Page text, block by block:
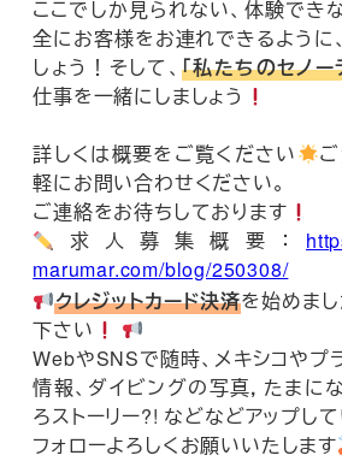
ここでしか見られない、体験でき
全にお客様をお連れできるように
しょう！そして、「私たちのセノー
仕事を一緒にしましょう
詳しくは概要をご覧ください
軽にお問い合わせください。
ご連絡をお待ちしております
求人募集概要：
marumar.com/blog/250308/
クレジットカード決済を始めま
下さい
WebやSNSで随時、メキシコやプ
情報、ダイビングの写真，たまに
ろストーリー?! などなどアップし
フォローよろしくお願いいたします